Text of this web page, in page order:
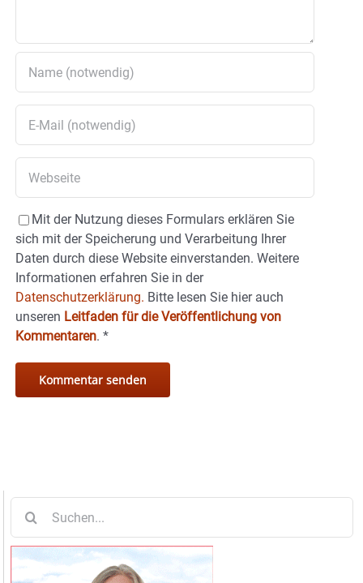
Mit der Nutzung dieses Formulars erklären Sie
sich mit der Speicherung und Verarbeitung Ihrer
Daten durch diese Website einverstanden. Weitere
Informationen erfahren Sie in der
Datenschutzerklärung. Bitte lesen Sie hier auch
unseren Leitfaden für die Veröffentlichung von
Kommentaren. *
nach: